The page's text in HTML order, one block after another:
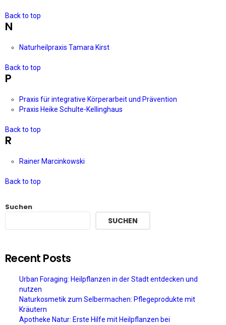
Back to top
N
Naturheilpraxis Tamara Kirst
Back to top
P
Praxis für integrative Körperarbeit und Prävention
Praxis Heike Schulte-Kellinghaus
Back to top
R
Rainer Marcinkowski
Back to top
Suchen
SUCHEN
Recent Posts
Urban Foraging: Heilpflanzen in der Stadt entdecken und
nutzen
Naturkosmetik zum Selbermachen: Pflegeprodukte mit
Kräutern
Apotheke Natur: Erste Hilfe mit Heilpflanzen bei